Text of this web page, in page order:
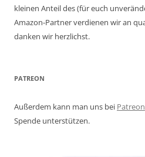
kleinen Anteil des (für euch
Amazon-Partner verdienen wir an
danken wir herzlichst.
PATREON
Außerdem kann man uns bei Patreon
Spende unterstützen.